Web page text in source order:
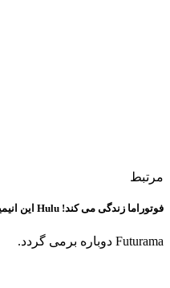
مرتبط
فوتوراما زندگی می کند! Hulu این انیمیشن را در سال 2023 برمی گرداند
Futurama دوباره برمی گردد.